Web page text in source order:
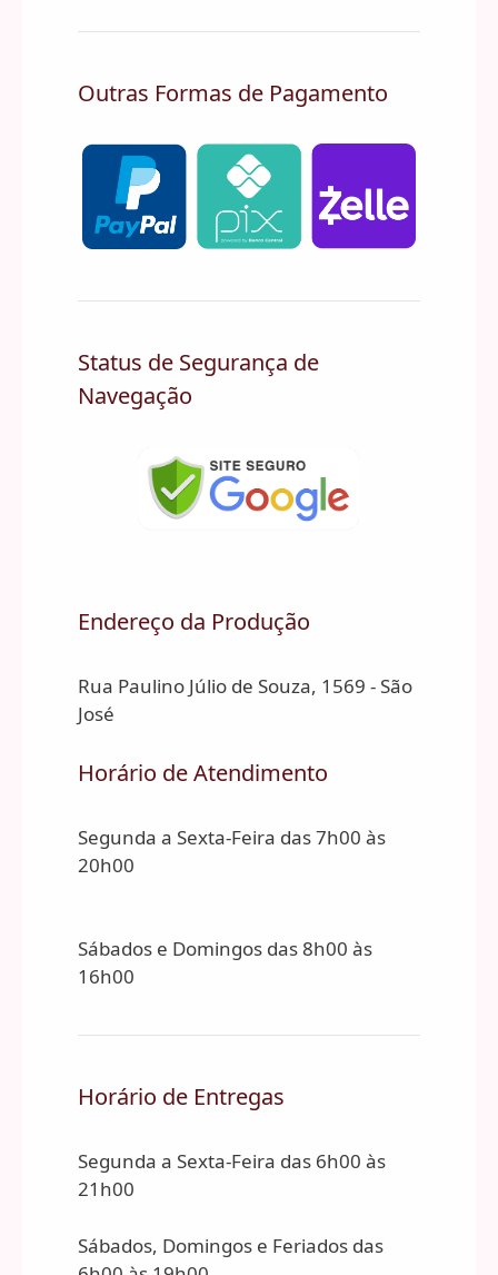
Outras Formas de Pagamento
Status de Segurança de
Navegação
Endereço da Produção
Rua Paulino Júlio de Souza, 1569 - São
José
Horário de Atendimento
Segunda a Sexta-Feira das 7h00 às
20h00
Sábados e Domingos das 8h00 às
16h00
Horário de Entregas
Segunda a Sexta-Feira das 6h00 às
21h00
Sábados, Domingos e Feriados das